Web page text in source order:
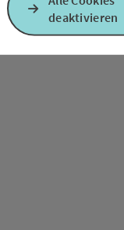
deaktivieren